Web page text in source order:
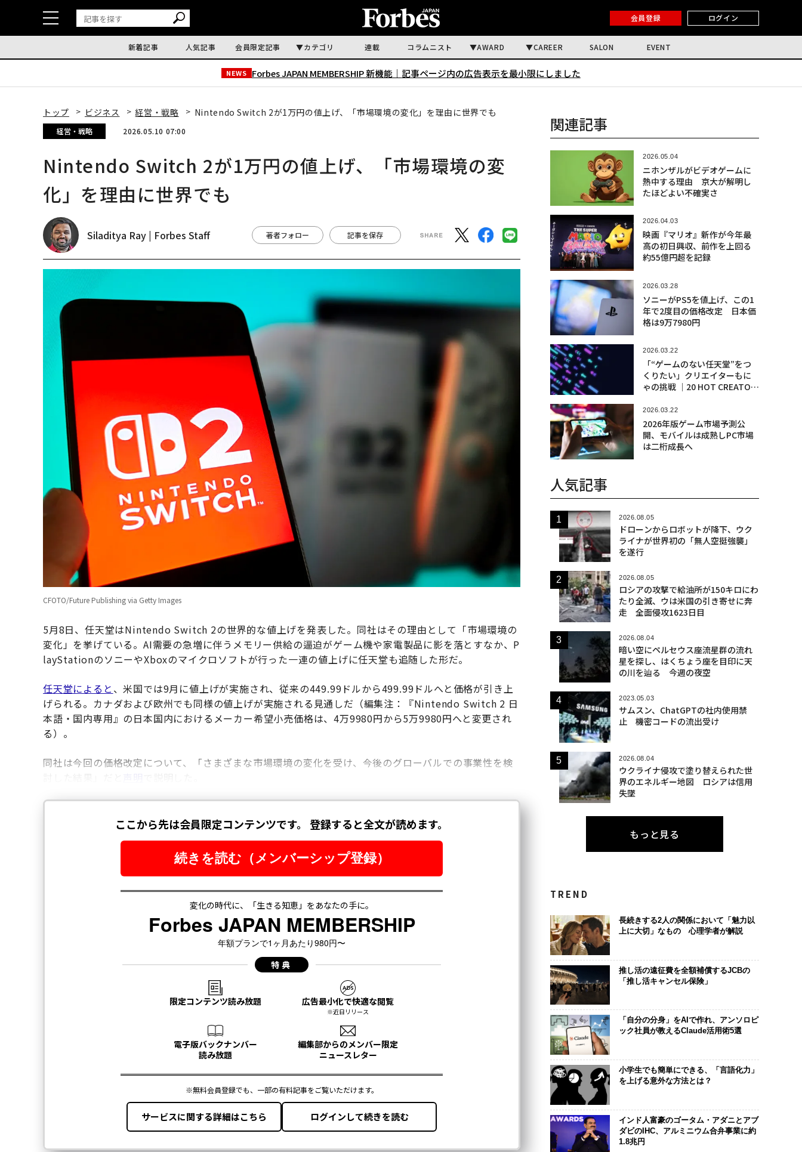
会員登録 ログイン
新着記事 人気記事 会員限定記事 カテゴリ 連載 コラムニスト AWARD CAREER SALON EVENT
NEWS Forbes JAPAN MEMBERSHIP 新機能｜ 記事ページ内の広告表示を最小限にしました
トップ ビジネス 経営・戦略 Nintendo Switch 2が1万円の値上げ、「市場環境の変化」を理由に世界でも
経営・戦略 2026.05.10 07:00
Nintendo Switch 2が1万円の値上げ、「市場環境の変
化」を理由に世界でも
Siladitya Ray | Forbes Staff 著者フォロー 記事を保存
CFOTO/Future Publishing via Getty Images
5月8日、任天堂はNintendo Switch 2の世界的な値上げを発表した。同社はその理由として「市場環境の
変化」を挙げている。AI需要の急増に伴うメモリー供給の逼迫がゲーム機や家電製品に影を落とすなか、P
layStationのソニーやXboxのマイクロソフトが行った一連の値上げに任天堂も追随した形だ。
任天堂によると 、米国では9月に値上げが実施され、従来の449.99ドルから499.99ドルへと価格が引き上
げられる。カナダおよび欧州でも同様の値上げが実施される見通しだ（編集注：『Nintendo Switch 2 日
本語・国内専用』の日本国内におけるメーカー希望小売価格は、4万9980円から5万9980円へと変更され
る）。
同社は今回の価格改定について、「さまざまな市場環境の変化を受け、今後のグローバルでの事業性を検
関連記事
2026.05.04
ニホンザルがビデオゲームに
熱中する理由 京大が解明し
たほどよい不確実さ
2026.04.03
映画『マリオ』新作が今年最
高の初日興収、前作を上回る
約55億円超を記録
2026.03.28
ソニーがPS5を値上げ、この1
年で2度目の価格改定 日本価
格は9万7980円
2026.03.22
「“ゲームのない任天堂”をつ
くりたい」クリエイターもに
ゃの挑戦 │20 HOT CREATOR
2026.03.22
2026年版ゲーム市場予測公
開、モバイルは成熟しPC市場
は二桁成長へ
人気記事
2026.08.05
ドローンからロボットが降下、ウク
ライナが世界初の「無人空挺強襲」
を遂行
2026.08.05
ロシアの攻撃で給油所が150キロにわ
たり全滅、ウは米国の引き寄せに奔
走 全面侵攻1623日目
2026.08.04
暗い空にペルセウス座流星群の流れ
星を探し、はくちょう座を目印に天
の川を辿る 今週の夜空
2023.05.03
サムスン、ChatGPTの社内使用禁
止 機密コードの流出受け
2026.08.04
ウクライナ侵攻で塗り替えられた世
界のエネルギー地図 ロシアは信用
失墜
もっと見る
TREND
長続きする2人の関係において「魅力以
上に大切」なもの 心理学者が解説
推し活の遠征費を全額補償するJCBの
「推し活キャンセル保険」
「自分の分身」をAIで作れ、アンソロピ
ック社員が教えるClaude活用術5選
小学生でも簡単にできる、「言語化力」
を上げる意外な方法とは？
インド人富豪のゴータム・アダニとアブ
ダビのIHC、アルミニウム合弁事業に約
1.8兆円